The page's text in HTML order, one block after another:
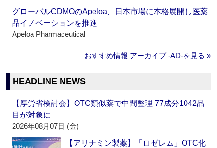
グローバルCDMOのApeloa、日本市場に本格展開し医薬
品イノベーションを推進
Apeloa Pharmaceutical
おすすめ情報 アーカイブ ‐AD‐を見る »
HEADLINE NEWS
【厚労省検討会】OTC類似薬で中間整理‐77成分1042品
目が対象に
2026年08月07日 (金)
【アリナミン製薬】「ロゼレム」OTC化